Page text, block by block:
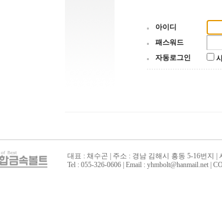
아이디
패스워드
자동로그인
대표 : 채수곤 | 주소 : 경남 김해시 흥동 5-16번지 |
Tel : 055-326-0606 | Email : yhmbolt@hanmail.net